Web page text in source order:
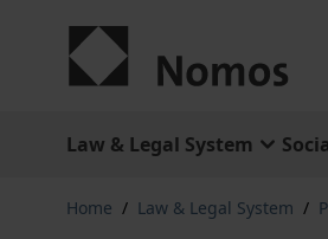
Law & Legal System
Home / Law & Legal System /